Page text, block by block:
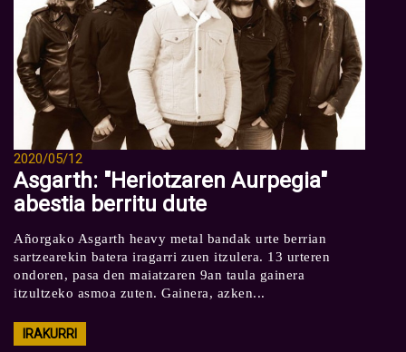
2020/05/12
Asgarth: "Heriotzaren Aurpegia"
abestia berritu dute
Añorgako Asgarth heavy metal bandak urte berrian
sartzearekin batera iragarri zuen itzulera. 13 urteren
ondoren, pasa den maiatzaren 9an taula gainera
itzultzeko asmoa zuten. Gainera, azken...
IRAKURRI